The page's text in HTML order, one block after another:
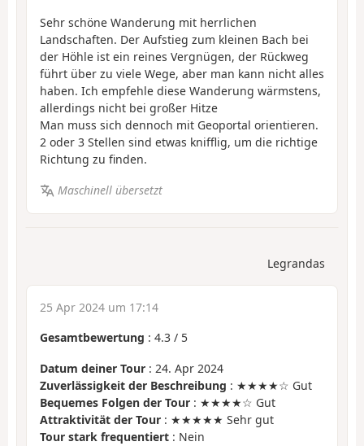
Sehr schöne Wanderung mit herrlichen
Landschaften. Der Aufstieg zum kleinen Bach bei
der Höhle ist ein reines Vergnügen, der Rückweg
führt über zu viele Wege, aber man kann nicht alles
haben. Ich empfehle diese Wanderung wärmstens,
allerdings nicht bei großer Hitze
Man muss sich dennoch mit Geoportal orientieren.
2 oder 3 Stellen sind etwas knifflig, um die richtige
Richtung zu finden.
Maschinell übersetzt
Legrandas
25 Apr 2024 um 17:14
Gesamtbewertung : 4.3 / 5
Datum deiner Tour : 24. Apr 2024
Zuverlässigkeit der Beschreibung : ★★★★☆ Gut
Bequemes Folgen der Tour : ★★★★☆ Gut
Attraktivität der Tour : ★★★★★ Sehr gut
Tour stark frequentiert : Nein